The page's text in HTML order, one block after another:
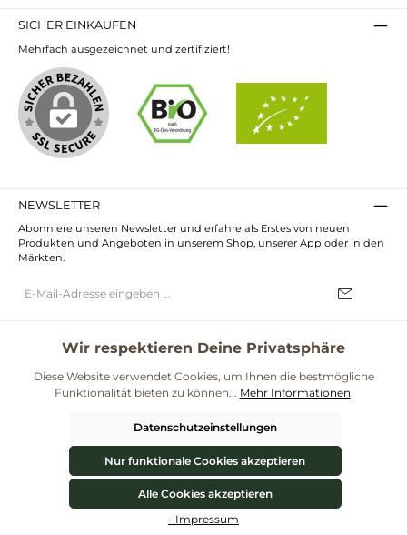
SICHER EINKAUFEN
Mehrfach ausgezeichnet und zertifiziert!
NEWSLETTER
Abonniere unseren Newsletter und erfahre als Erstes von neuen
Produkten und Angeboten in unserem Shop, unserer App oder in den
Märkten.
Mail-
UNSERE COMMUNITIES
Preise inkl. gesetzl. Mehrwertsteuer zzgl.
Versandkosten
Nachnahmegebühren, wenn nicht anders angegeben.
© 2026 ProBiomarkt WebShop - Alle Rechte vorbehalten. Theme byThemeWare®
Vertrag widerrufen
Werkzeugleiste anzeigen
Wir respektieren Deine Privatsphäre
Diese Website verwendet Cookies, um Ihnen die bestmögliche
Funktionalität bieten zu können... Mehr Informationen.
Datenschutzeinstellungen
Nur funktionale Cookies akzeptieren
Alle Cookies akzeptieren
- Impressum